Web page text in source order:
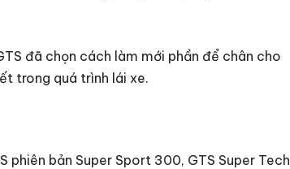
đã chọn cách làm mới phần để chân cho
trong quá trình lái xe.
phiên bản Super Sport 300, GTS Super Tech